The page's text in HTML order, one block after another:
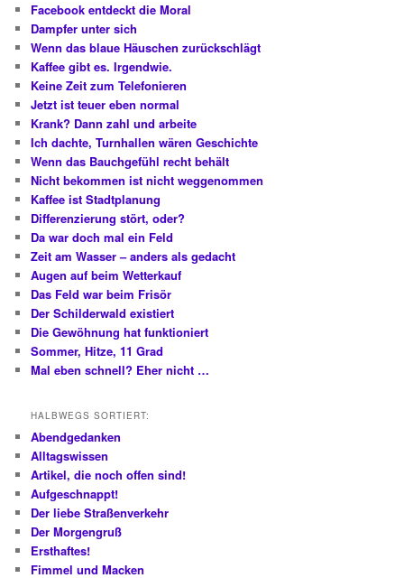
Facebook entdeckt die Moral
Dampfer unter sich
Wenn das blaue Häuschen zurückschlägt
Kaffee gibt es. Irgendwie.
Keine Zeit zum Telefonieren
Jetzt ist teuer eben normal
Krank? Dann zahl und arbeite
Ich dachte, Turnhallen wären Geschichte
Wenn das Bauchgefühl recht behält
Nicht bekommen ist nicht weggenommen
Kaffee ist Stadtplanung
Differenzierung stört, oder?
Da war doch mal ein Feld
Zeit am Wasser – anders als gedacht
Augen auf beim Wetterkauf
Das Feld war beim Frisör
Der Schilderwald existiert
Die Gewöhnung hat funktioniert
Sommer, Hitze, 11 Grad
Mal eben schnell? Eher nicht …
HALBWEGS SORTIERT:
Abendgedanken
Alltagswissen
Artikel, die noch offen sind!
Aufgeschnappt!
Der liebe Straßenverkehr
Der Morgengruß
Ersthaftes!
Fimmel und Macken